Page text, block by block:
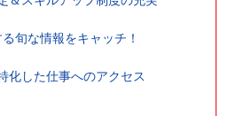
旬な情報をキャッチ！
化した仕事へのアクセス